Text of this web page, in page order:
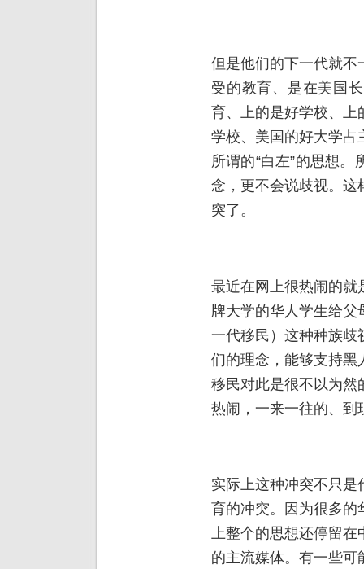
但是他们的下一代就不
受的教育、是在美国
育、上的是好学校、上
学校、美国的好大学占
所谓的“白左”的思想
念，更不会说歧视。这
突了。
最近在网上很热闹的就
牌大学的华人学生给
一代移民）这种种族歧
们的理念，能够支持黑
移民对此是很不以为然
热闹，一来一往的、到
实际上这种冲突不只
育的冲突。因为很多的
上整个的思想还停留
的主流媒体。有一些